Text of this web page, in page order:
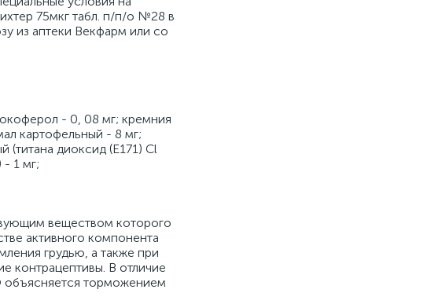
75мкг табл. п/п/о №28 в
из аптеки Векфарм или со
- 0, 08 мг; кремния
картофельный - 8 мг;
(титана диоксид (Е171) Cl
- 1 мг;
веществом которого
активного компонента
грудью, а также при
контрацептивы. В отличие
объясняется торможением